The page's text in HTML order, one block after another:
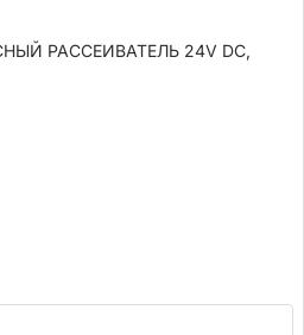
РАССЕИВАТЕЛЬ 24V DC,